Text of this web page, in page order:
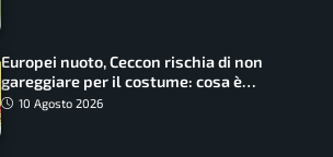
Europei nuoto, Ceccon rischia di non
gareggiare per il costume: cosa è
successo
10 Agosto 2026